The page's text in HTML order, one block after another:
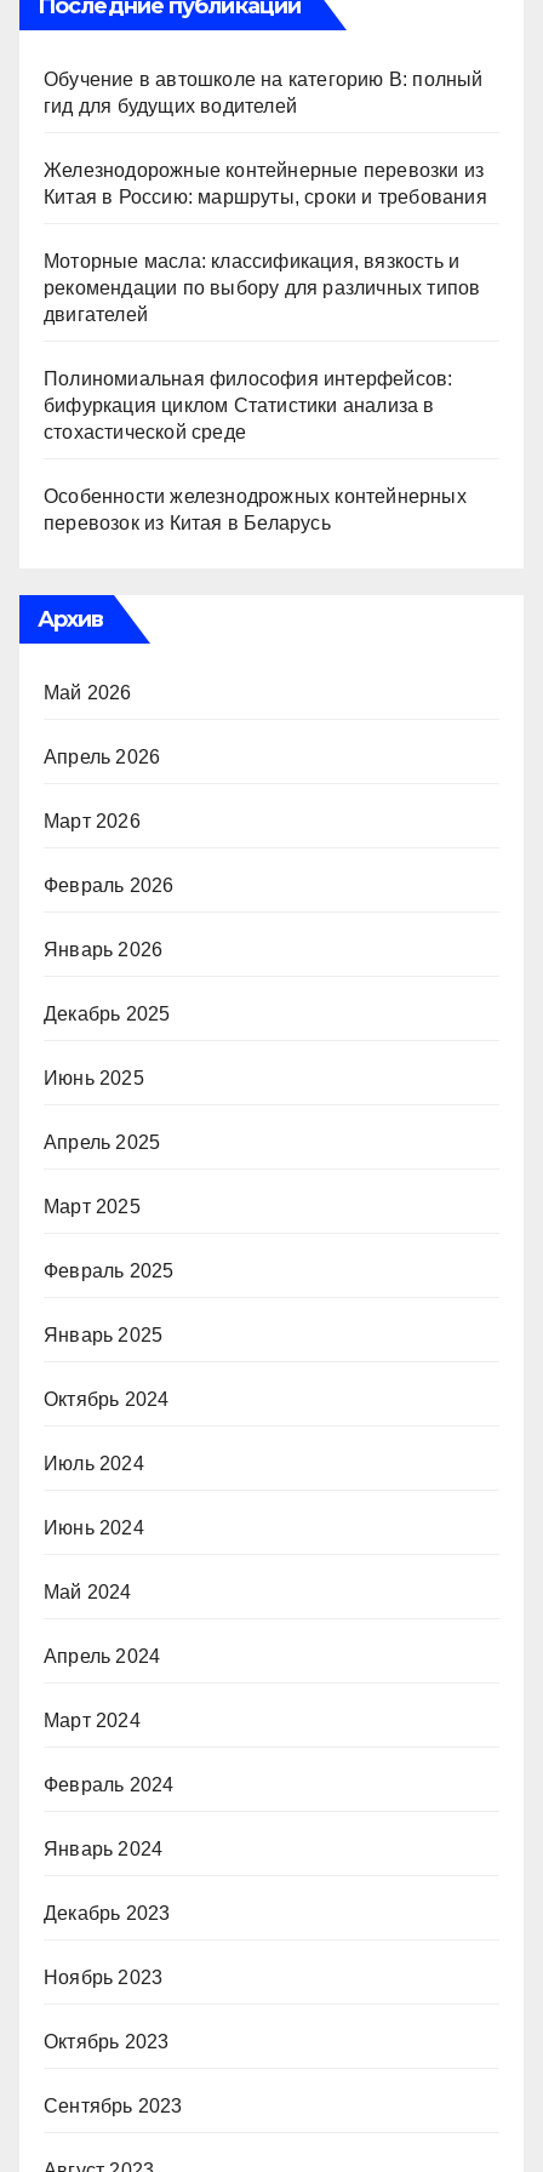
Последние публикации
Обучение в автошколе на категорию В: полный
гид для будущих водителей
Железнодорожные контейнерные перевозки из
Китая в Россию: маршруты, сроки и требования
Моторные масла: классификация, вязкость и
рекомендации по выбору для различных типов
двигателей
Полиномиальная философия интерфейсов:
бифуркация циклом Статистики анализа в
стохастической среде
Особенности железнодрожных контейнерных
перевозок из Китая в Беларусь
Архив
Май 2026
Апрель 2026
Март 2026
Февраль 2026
Январь 2026
Декабрь 2025
Июнь 2025
Апрель 2025
Март 2025
Февраль 2025
Январь 2025
Октябрь 2024
Июль 2024
Июнь 2024
Май 2024
Апрель 2024
Март 2024
Февраль 2024
Январь 2024
Декабрь 2023
Ноябрь 2023
Октябрь 2023
Сентябрь 2023